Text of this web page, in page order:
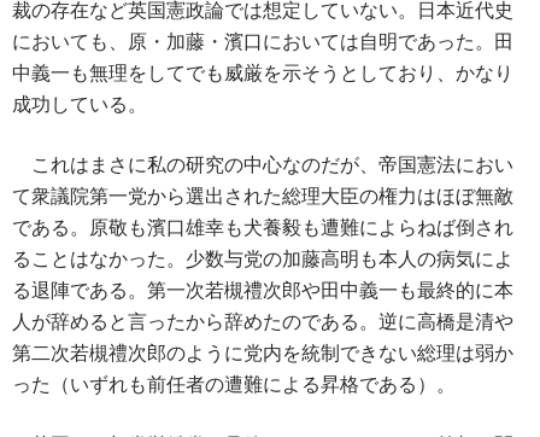
裁の存在など英国憲政論では想定していない。日本近代史
においても、原・加藤・濱口においては自明であった。田
中義一も無理をしてでも威厳を示そうとしており、かなり
成功している。
これはまさに私の研究の中心なのだが、帝国憲法におい
て衆議院第一党から選出された総理大臣の権力はほぼ無敵
である。原敬も濱口雄幸も犬養毅も遭難によらねば倒され
ることはなかった。少数与党の加藤高明も本人の病気によ
る退陣である。第一次若槻禮次郎や田中義一も最終的に本
人が辞めると言ったから辞めたのである。逆に高橋是清や
第二次若槻禮次郎のように党内を統制できない総理は弱か
った（いずれも前任者の遭難による昇格である）。